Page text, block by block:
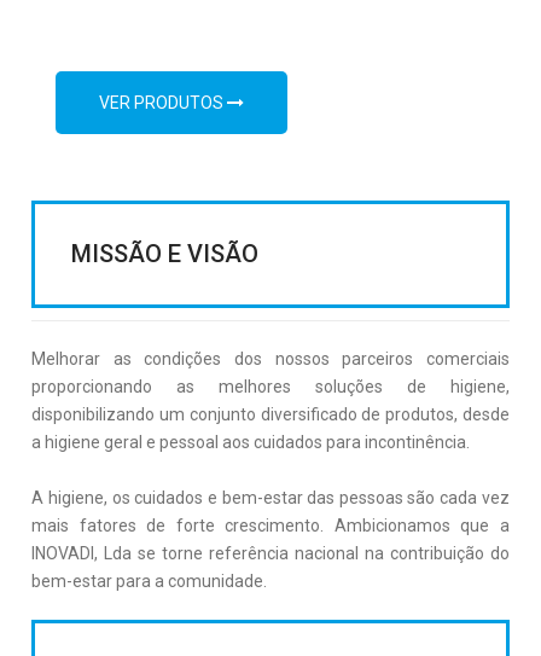
VER PRODUTOS
MISSÃO E VISÃO
Melhorar as condições dos nossos parceiros comerciais
proporcionando as melhores soluções de higiene,
disponibilizando um conjunto diversificado de produtos, desde
a higiene geral e pessoal aos cuidados para incontinência.
A higiene, os cuidados e bem-estar das pessoas são cada vez
mais fatores de forte crescimento. Ambicionamos que a
INOVADI, Lda se torne referência nacional na contribuição do
bem-estar para a comunidade.